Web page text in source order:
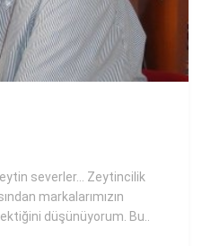
severler... Zeytincilik
markalarımızın
düşünüyorum. Bu..